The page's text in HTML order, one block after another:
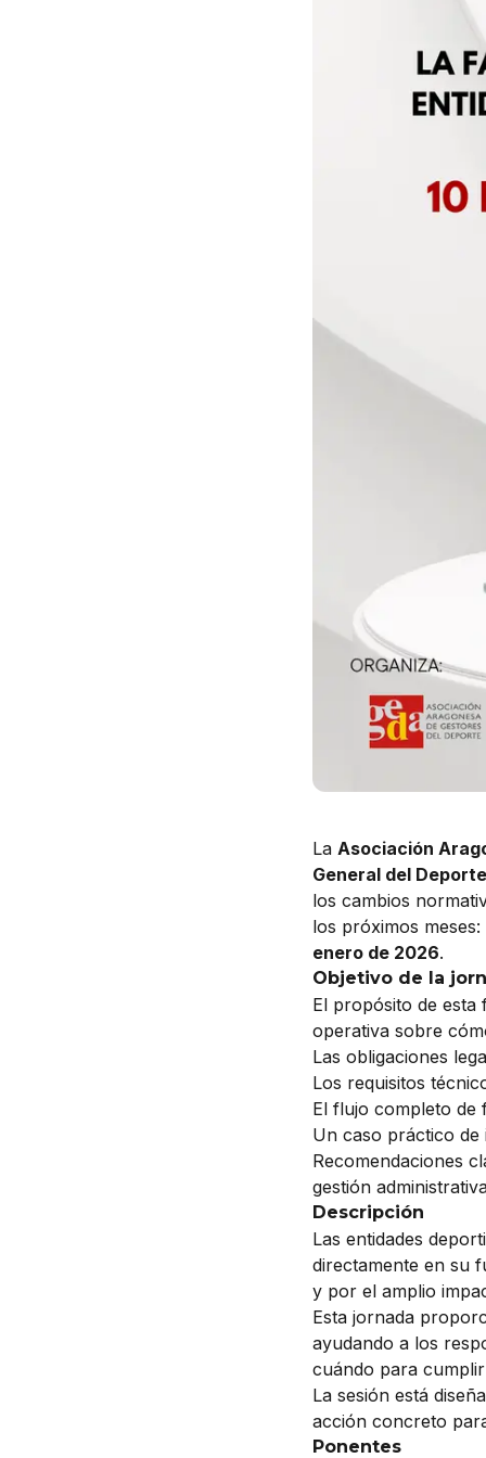
La Asociación
General del
los cambios
los próximos
enero de 2026.
Objetivo de la
El propósito de
operativa sobre
Las obligaciones
Los requisitos
El flujo completo de
Un caso práctico de
Recomendaciones
gestión
Descripción
Las entidades
directamente en su
y por el amplio
Esta jornada
ayudando a los
cuándo para
La sesión está
acción concreto
Ponentes